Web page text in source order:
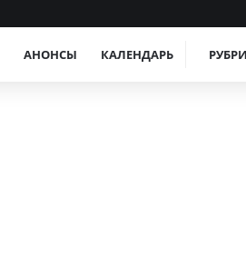
АНОНСЫ КАЛЕНДАРЬ